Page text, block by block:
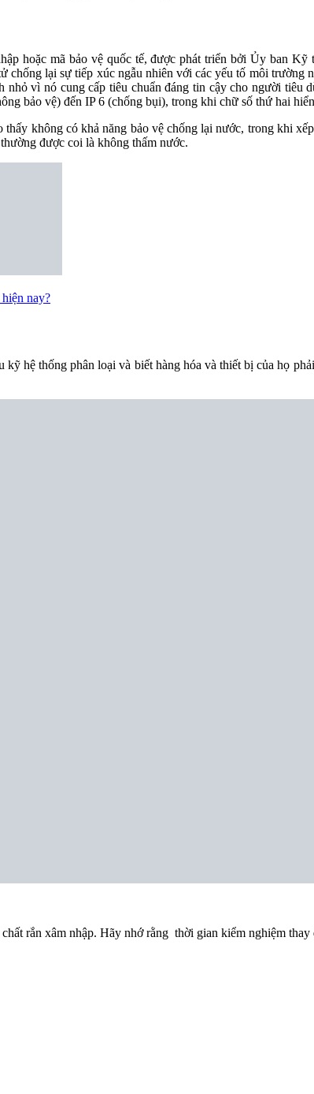
hoặc mã bảo vệ quốc tế, được phát triển bởi Ủy ban
chống lại sự tiếp xúc ngẫu nhiên với các yếu tố môi
vì nó cung cấp tiêu chuẩn đáng tin cậy cho người tiêu
bảo vệ) đến IP 6 (chống bụi), trong khi chữ số thứ hai
không có khả năng bảo vệ chống lại nước, trong khi
được coi là không thấm nước.
nay?
hệ thống phân loại và biết hàng hóa và thiết bị của họ
rắn xâm nhập. Hãy nhớ rằng thời gian kiểm nghiệm thay